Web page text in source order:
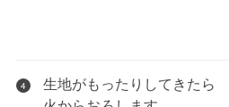
4
生地がもったりしてきたら